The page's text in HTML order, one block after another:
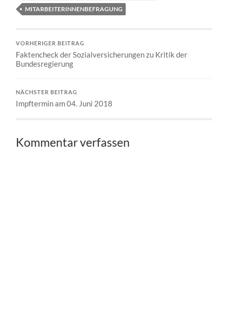
MITARBEITERINNENBEFRAGUNG
VORHERIGER BEITRAG
Faktencheck der Sozialversicherungen zu Kritik der
Bundesregierung
NÄCHSTER BEITRAG
Impftermin am 04. Juni 2018
Kommentar verfassen